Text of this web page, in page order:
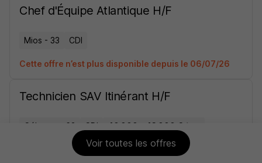
Voir toutes les offres
Chef d'Équipe Atlantique H/F
Mios - 33 CDI
Cette offre n’est plus disponible depuis le 06/07/26
Technicien SAV Itinérant H/F
Cébazat - 63 CDI 40 000 - 43 000 € / an
Cette offre n’est plus disponible depuis le 05/07/26